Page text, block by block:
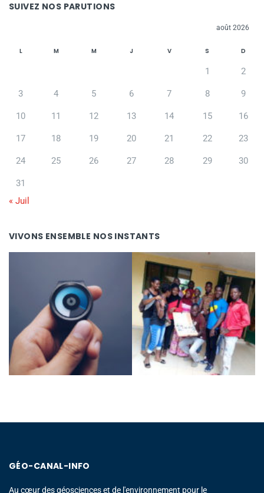
SUIVEZ NOS PARUTIONS
août 2026
L M M J V S D
1 2
3 4 5 6 7 8 9
10 11 12 13 14 15 16
17 18 19 20 21 22 23
24 25 26 27 28 29 30
31
« Juil
VIVONS ENSEMBLE NOS INSTANTS
GÉO-CANAL-INFO
Au cœur des géosciences et de l'environnement pour le